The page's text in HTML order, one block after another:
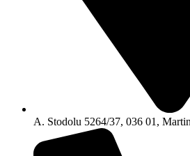
A. Stodolu 5264/37, 036 01, Martin